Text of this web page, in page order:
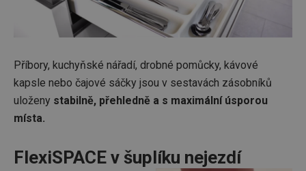
Příbory, kuchyňské nářadí, drobné pomůcky, kávové
kapsle nebo čajové sáčky jsou v sestavách zásobníků
uloženy stabilně, přehledně a s maximální úsporou
místa.
FlexiSPACE v šuplíku nejezdí